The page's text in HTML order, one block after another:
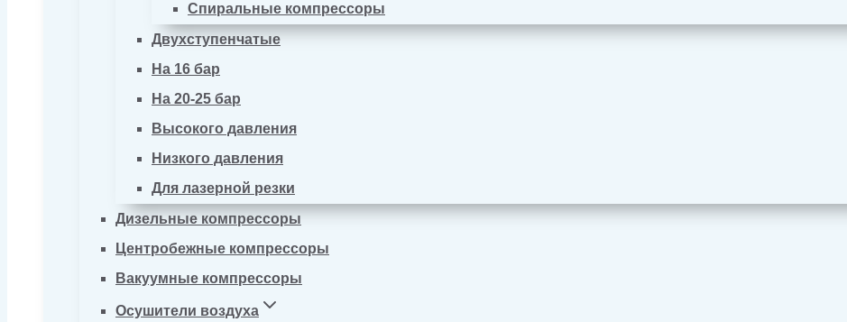
Спиральные компрессоры
Двухступенчатые
На 16 бар
На 20-25 бар
Высокого давления
Низкого давления
Для лазерной резки
Дизельные компрессоры
Центробежные компрессоры
Вакуумные компрессоры
Осушители воздуха